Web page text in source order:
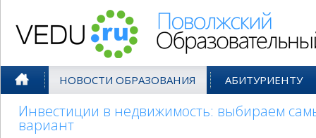
НОВОСТИ ОБРАЗОВАНИЯ АБИТУРИЕНТУ
Инвестиции в недвижимость: выбираем
вариант